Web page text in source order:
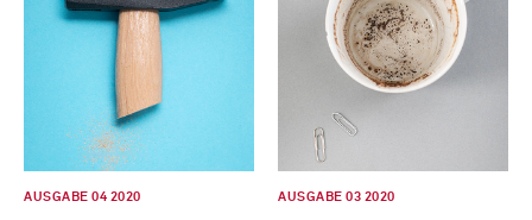
AUSGABE 04 2020 AUSGABE 03 2020